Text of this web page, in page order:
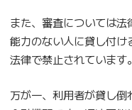
また、審査については
能力のない人に貸し付け
法律で禁止されています。
万が一、利用者が貸し